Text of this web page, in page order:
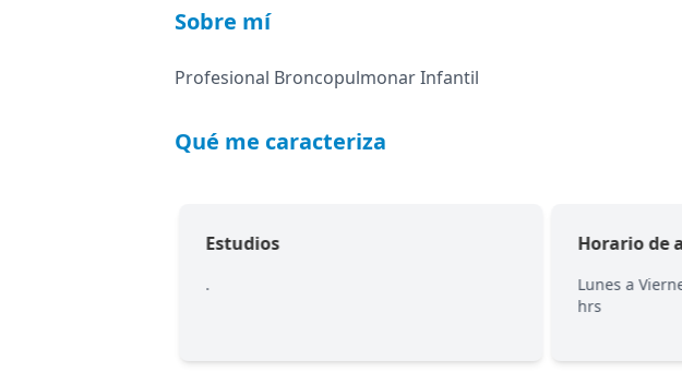
Sobre mí
Profesional Broncopulmonar Infantil
Qué me caracteriza
Estudios
.
Horario de
Lunes a
hrs